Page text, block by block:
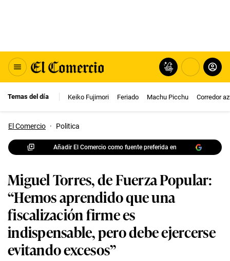
Temas del día Keiko Fujimori Feriado Machu Picchu Corredor
El Comercio · Politica
Añadir El Comercio como fuente preferida en
Miguel Torres, de Fuerza Popular:
“Hemos aprendido que una
fiscalización firme es
indispensable, pero debe ejercerse
evitando excesos”